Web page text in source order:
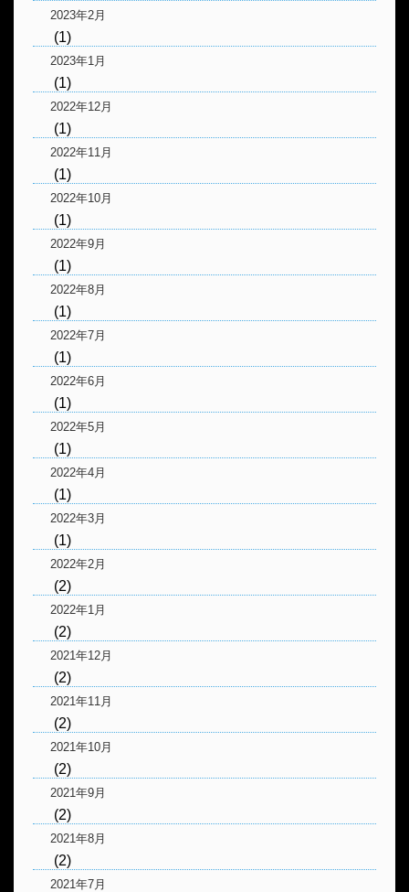
2023年2月
(1)
2023年1月
(1)
2022年12月
(1)
2022年11月
(1)
2022年10月
(1)
2022年9月
(1)
2022年8月
(1)
2022年7月
(1)
2022年6月
(1)
2022年5月
(1)
2022年4月
(1)
2022年3月
(1)
2022年2月
(2)
2022年1月
(2)
2021年12月
(2)
2021年11月
(2)
2021年10月
(2)
2021年9月
(2)
2021年8月
(2)
2021年7月